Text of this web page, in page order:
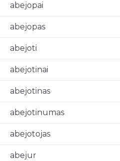
abejopai
abejopas
abejoti
abejotinai
abejotinas
abejotinumas
abejotojas
abejur